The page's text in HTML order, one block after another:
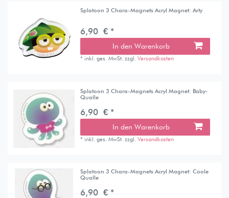
Splatoon 3 Chara-Magnets Acryl Magnet: Arty
6,90 € *
In den Warenkorb
* inkl. ges. MwSt. zzgl.Versandkosten
Splatoon 3 Chara-Magnets Acryl Magnet: Baby-
Qualle
6,90 € *
In den Warenkorb
* inkl. ges. MwSt. zzgl.Versandkosten
Splatoon 3 Chara-Magnets Acryl Magnet: Coole
Qualle
6,90 € *